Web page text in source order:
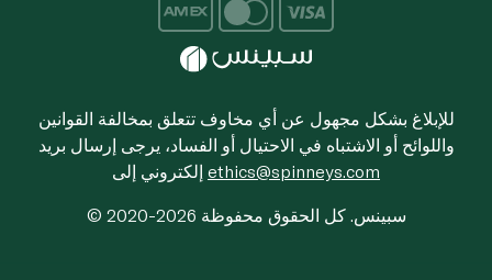
للإبلاغ بشكل مجهول عن أي مخاوف تتعلق بمخالفة القوانين
واللوائح أو الاشتباه في الاحتيال أو الفساد، يرجى إرسال بريد
ethics@spinneys.com
© 2020-2026 سبينس. كل الحقوق محفوظة